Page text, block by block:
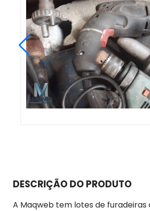
DESCRIÇÃO DO PRODUTO
A Maqweb tem lotes de furadeiras